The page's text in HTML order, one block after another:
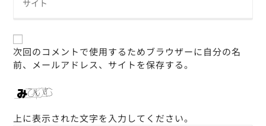
次回のコメントで使用するためブラウザーに自分の名
前、メールアドレス、サイトを保存する。
上に表示された文字を入力してください。